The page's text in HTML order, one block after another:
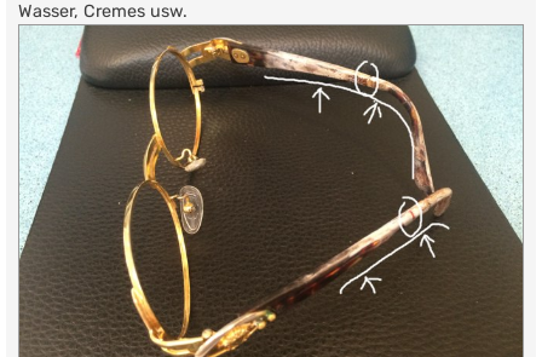
Wasser, Cremes usw.